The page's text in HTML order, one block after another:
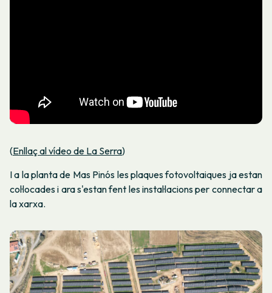
(Enllaç al vídeo de La Serra)
I a la planta de Mas Pinós les plaques fotovoltaiques ja estan
col·locades i ara s'estan fent les instal·lacions per connectar a
la xarxa.